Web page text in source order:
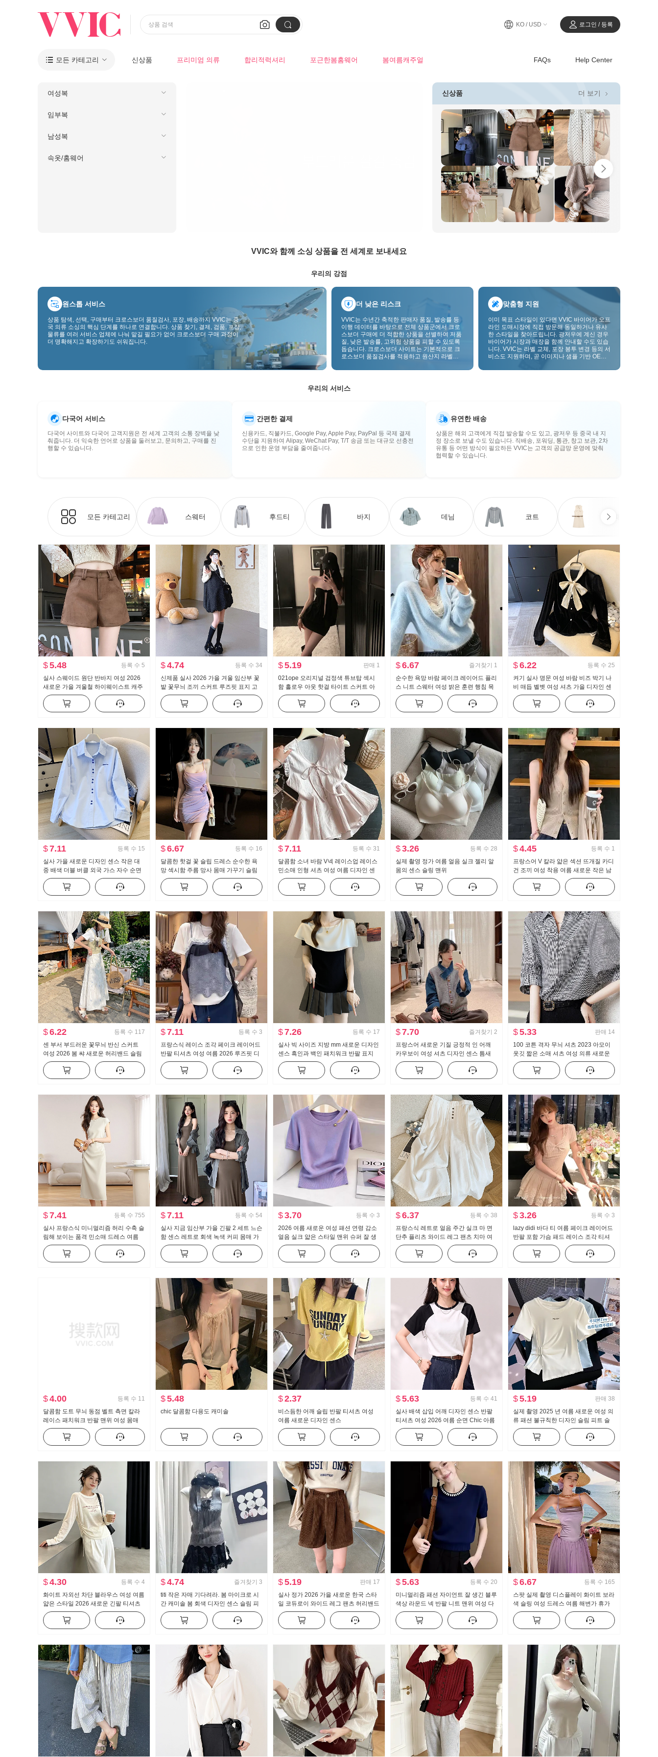
 
상품 검색 KO / USD 로그인 / 등록
 모든 카테고리 신상품 프리미엄 의류 합리적럭셔리 포근한봄홈웨어 봄여름캐주얼 FAQs Help Center
여성복
임부복
남성복
속옷/홈웨어
신상품 더 보기 
VVIC와 함께 소싱 상품을 전 세계로 보내세요
우리의 강점
원스톱 서비스
상품 탐색, 선택, 구매부터 크로스보더 품질검사, 포장, 배송까지 VVIC는 중
국 의류 소싱의 핵심 단계를 하나로 연결합니다. 상품 찾기, 결제, 검품, 포장,
물류를 여러 서비스 업체에 나눠 맡길 필요가 없어 크로스보더 구매 과정이
더 명확해지고 확장하기도 쉬워집니다.
더 낮은 리스크
VVIC는 수년간 축적한 판매자 품질, 발송률 등
이행 데이터를 바탕으로 전체 상품군에서 크로
스보더 구매에 더 적합한 상품을 선별하여 저품
질, 낮은 발송률, 고위험 상품을 피할 수 있도록
돕습니다. 크로스보더 사이트는 기본적으로 크
로스보더 품질검사를 적용하고 원산지 라벨을
낮춥니다.
맞춤형 지원
이미 목표 스타일이 있다면 VVIC 바이어가 오프
라인 도매시장에 직접 방문해 동일하거나 유사
한 스타일을 찾아드립니다. 광저우에 계신 경우
바이어가 시장과 매장을 함께 안내할 수도 있습
니다. VVIC는 라벨 교체, 포장 봉투 변경 등의 서
비스도 지원하며, 곧 이미지나 샘플 기반 OEM
를 비즈니스에 더 잘 맞는 공급망 역량으로 전환
우리의 서비스
다국어 서비스
다국어 사이트와 다국어 고객지원은 전 세계 고객의 소통 장벽을 낮
춰줍니다. 더 익숙한 언어로 상품을 둘러보고, 문의하고, 구매를 진
행할 수 있습니다.
간편한 결제
신용카드, 직불카드, Google Pay, Apple Pay, PayPal 등 국제 결제
수단을 지원하여 Alipay, WeChat Pay, T/T 송금 또는 대규모 선충전
으로 인한 운영 부담을 줄여줍니다.
유연한 배송
상품은 해외 고객에게 직접 발송할 수도 있고, 광저우 등 중국 내 지
정 장소로 보낼 수도 있습니다. 직배송, 포워딩, 통관, 창고 보관, 2차
유통 등 어떤 방식이 필요하든 VVIC는 고객의 공급망 운영에 맞춰
협력할 수 있습니다.
모든 카테고리 스웨터 후드티 바지 데님 코트 원피스
$5.48 등록 수 5
실사 스웨이드 원단 반바지 여성 2026
새로운 가을 겨울철 하이웨이스트 캐주
얼 바지 아메리칸 커피 색상 루즈핏 넓
은 다리 핫 바지
$4.74 등록 수 34
신제품 실사 2026 가을 겨울 임산부 꽃
밭 꽃무늬 조끼 스커트 루즈핏 표지 고
기 니트 만나는 투피스 세트
$5.19 판매 1
021ope 오리지널 검정색 튜브탑 섹시
함 홀로우 아웃 핫걸 타이트 스커트 아
세트산 주간 실크 쇼트 스타일 드레스
$6.67 즐겨찾기 1
순수한 욕망 바람 페이크 레이어드 플리
스 니트 스웨터 여성 밝은 훈련 행침 목
인사이드 가져 가라. 루즈핏 v 칼라 부드
러운 긴팔 스웨터
$6.22 등록 수 25
켜기 실사 명문 여성 바람 비즈 박기 나
비 매듭 벨벳 여성 셔츠 가을 디자인 센
스 홀치기 염색 셔츠 프랑스식 아름다운
$7.11 등록 수 15
실사 가을 새로운 디자인 센스 작은 대
중 배색 더블 버클 외국 가스 자수 순면
사탕 색상 여성 셔츠 재킷
$6.67 등록 수 16
달콤한 핫걸 꽃 슬립 드레스 순수한 욕
망 섹시함 주름 망사 몸매 가꾸기 슬림
해 보이는 타이트 스커트 미니 스커트
$7.11 등록 수 31
달콤함 소녀 바람 V넥 레이스업 레이스
민소매 인형 셔츠 여성 여름 디자인 센
스 루즈핏 한 마디 연꽃 잎 치마 조끼
$3.26 등록 수 28
실제 촬영 정가 여름 얼음 실크 젤리 알
몸의 센스 슬링 맨위
$4.45 등록 수 1
프랑스어 V 칼라 얇은 섹션 뜨개질 카디
건 조끼 여성 착용 여름 새로운 작은 남
자 슬림 피트 민소매 외투 맨위
$6.22 등록 수 117
센 부서 부드러운 꽃무늬 반신 스커트
여성 2026 봄 쌰 새로운 허리밴드 슬림
해 보이는 품격 중간 길이 우산 치마
$7.11 등록 수 3
프랑스식 레이스 조각 페이크 레이어드
반팔 티셔츠 여성 여름 2026 루즈핏 디
자인 센스 작은 대중 레이스 작은 셔츠
맨위
$7.26 등록 수 17
실사 빅 사이즈 지방 mm 새로운 디자인
센스 흑인과 백인 패치워크 반팔 표지
고기 슬림해 보이는 맨위
$7.70 즐겨찾기 2
프랑스어 새로운 기질 긍정적 인 어깨
카우보이 여성 셔츠 디자인 센스 틈새
시장 Chic 맨위 레트로 스택 착용 조끼
셔츠
$5.33 판매 14
100 코튼 격자 무늬 셔츠 2023 아모이
옷깃 짧은 소매 셔츠 여성 의류 새로운
맨위
$7.41 등록 수 755
실사 프랑스식 미니멀리즘 허리 수축 슬
림해 보이는 품격 민소매 드레스 여름
로얄 자매 빛 요리 한 바람 아름다운 차
휴식 치마
$7.11 등록 수 54
실사 지금 임산부 가을 긴팔 2 세트 느슨
함 센스 레트로 회색 녹색 커피 몸매 가
꾸기 슬림해 보이는 셔츠 세트
$3.70 등록 수 3
2026 여름 새로운 여성 패션 연령 감소
얼음 실크 얇은 스타일 맨위 슈퍼 잘 생
긴 보라색 라운드 넥 반팔 니트 스웨터
$6.37 등록 수 38
프랑스식 레트로 얼음 주간 실크 마 면
단추 플리츠 와이드 레그 팬츠 치마 여
성 여름 느긋한 휴가 바람 큰 진자 캐주
얼 바지
$3.26 등록 수 3
lazy didi 바다 티 여름 페이크 레이어드
반팔 포함 가슴 패드 레이스 조각 티셔
츠 순수한 욕망 바람 슬림해 보이는 맨
위
$4.00 등록 수 11
달콤함 도트 무늬 동점 벨트 측면 칼라
레이스 패치워크 반팔 맨위 여성 몸매
가꾸기 슬림해 보이는 연령 감소 맨위
$5.48
chic 달콤함 다용도 캐미솔
$2.37
비스듬한 어깨 슬립 반팔 티셔츠 여성
여름 새로운 디자인 센스
$5.63 등록 수 41
실사 배색 삽입 어깨 디자인 센스 반팔
티셔츠 여성 2026 여름 순면 Chic 아름
다운 작은 맨위
$5.19 판매 38
실제 촬영 2025 년 여름 새로운 여성 의
류 패션 불규칙한 디자인 슬림 피트 슬
림 와일드 티셔츠 맨위
$4.30 등록 수 4
화이트 자외선 차단 블라우스 여성 여름
얇은 스타일 2026 새로운 긴팔 티셔츠
루즈핏 라이 경기 서울 주간 실크 맨위
$4.74 즐겨찾기 3
titi 작은 자매 기다려라. 봄 마이크로 시
간 캐미솔 봄 회색 디자인 센스 슬림 피
트 슬림 뜨개질 맨위
$5.19 판매 17
실사 정가 2026 가을 새로운 한국 스타
일 코듀로이 와이드 레그 팬츠 허리밴드
디자인 센스 캐주얼 반바지 여성
$5.63 등록 수 20
미니멀리즘 패션 자이언트 잘 생긴 블루
색상 라운드 넥 반팔 니트 맨위 여성 다
용도 슬림해 보이는 2026 년 봄 새로운
$6.67 등록 수 165
스팟 실제 촬영 디스플레이 화이트 보라
색 슬링 여성 드레스 여름 해변가 휴가
치마 높은 허리 슬림 그리고 발목 롱 스
커트